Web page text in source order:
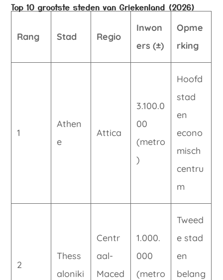
Top 10 grootste steden van Griekenland (2026)
Rang Stad Regio
Inwon
ers (±)
Opme
rking
1
Athen
e
Attica
3.100.0
00
(metro
)
Hoofd
stad
en
econo
misch
centru
m
2
Thess
aloniki
Centr
aal-
Maced
1.000.
000
(metro
Tweed
e stad
en
belang